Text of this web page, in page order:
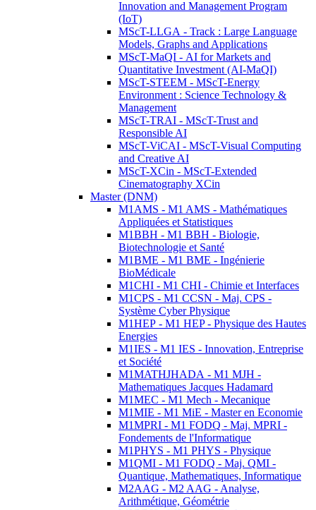
Innovation and Management Program
(IoT)
MScT-LLGA - Track : Large Language
Models, Graphs and Applications
MScT-MaQI - AI for Markets and
Quantitative Investment (AI-MaQI)
MScT-STEEM - MScT-Energy
Environment : Science Technology &
Management
MScT-TRAI - MScT-Trust and
Responsible AI
MScT-ViCAI - MScT-Visual Computing
and Creative AI
MScT-XCin - MScT-Extended
Cinematography XCin
Master (DNM)
M1AMS - M1 AMS - Mathématiques
Appliquées et Statistiques
M1BBH - M1 BBH - Biologie,
Biotechnologie et Santé
M1BME - M1 BME - Ingénierie
BioMédicale
M1CHI - M1 CHI - Chimie et Interfaces
M1CPS - M1 CCSN - Maj. CPS -
Système Cyber Physique
M1HEP - M1 HEP - Physique des Hautes
Energies
M1IES - M1 IES - Innovation, Entreprise
et Société
M1MATHJHADA - M1 MJH -
Mathematiques Jacques Hadamard
M1MEC - M1 Mech - Mecanique
M1MIE - M1 MiE - Master en Economie
M1MPRI - M1 FODQ - Maj. MPRI -
Fondements de l'Informatique
M1PHYS - M1 PHYS - Physique
M1QMI - M1 FODQ - Maj. QMI -
Quantique, Mathematiques, Informatique
M2AAG - M2 AAG - Analyse,
Arithmétique, Géométrie